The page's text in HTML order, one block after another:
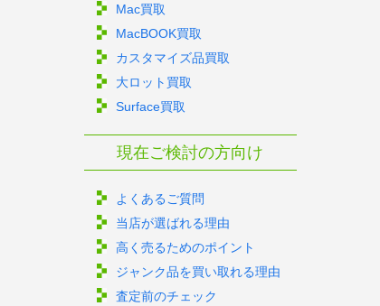
Mac買取
MacBOOK買取
カスタマイズ品買取
大ロット買取
Surface買取
現在ご検討の方向け
よくあるご質問
当店が選ばれる理由
高く売るためのポイント
ジャンク品を買い取れる理由
査定前のチェック